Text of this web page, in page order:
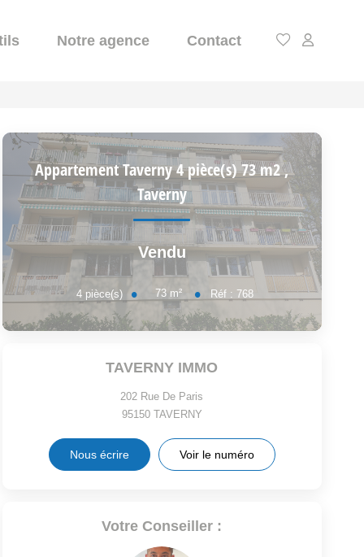
Notre agence Contact
Appartement Taverny 4 pièce(s) 73 m2,
Taverny
Vendu
4 pièce(s) 73 m² Réf : 768
TAVERNY IMMO
202 Rue De Paris
95150 TAVERNY
Nous écrire Voir le numéro
Votre Conseiller :